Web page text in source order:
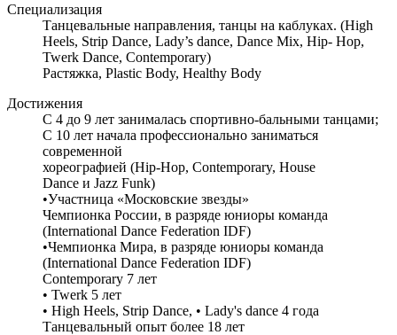
Специализация
Танцевальные направления, танцы на каблуках. (High
Heels, Strip Dance, Lady’s dance, Dance Mix, Hip- Hop,
Twerk Dance, Contemporary)
Растяжка, Plastic Body, Healthy Body
Достижения
С 4 до 9 лет занималась спортивно-бальными танцами;
С 10 лет начала профессионально заниматься
современной
хореографией (Hip-Hop, Contemporary, House
Dance и Jazz Funk)
•Участница «Московские звезды»
Чемпионка России, в разряде юниоры команда
(International Dance Federation IDF)
•Чемпионка Мира, в разряде юниоры команда
(International Dance Federation IDF)
Contemporary 7 лет
• Twerk 5 лет
• High Heels, Strip Dance, • Lady's dance 4 года
Танцевальный опыт более 18 лет